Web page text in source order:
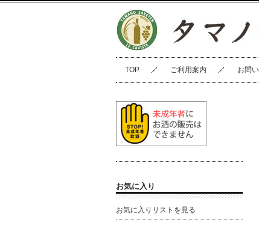
TOP ご利用案内 お問
お気に入り
お気に入りリストを見る